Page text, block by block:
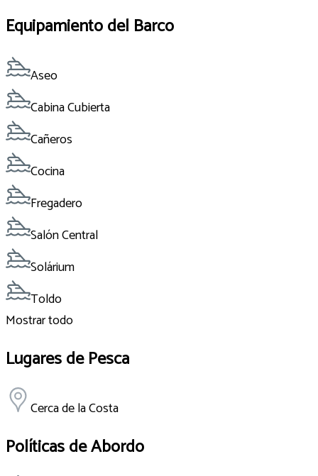
Equipamiento del Barco
Aseo
Cabina Cubierta
Cañeros
Cocina
Fregadero
Salón Central
Solárium
Toldo
Mostrar todo
Lugares de Pesca
Cerca de la Costa
Políticas de Abordo